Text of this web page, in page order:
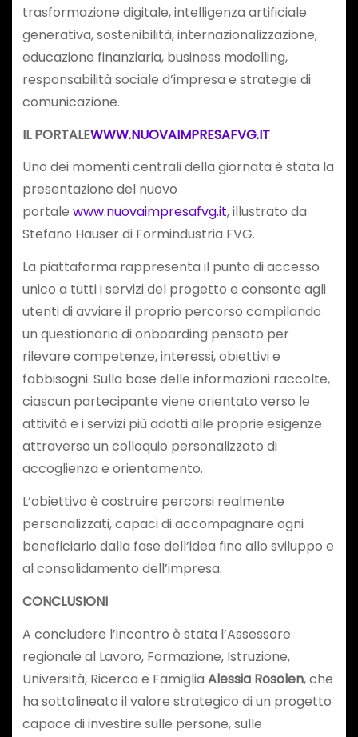
trasformazione digitale, intelligenza artificiale
generativa, sostenibilità, internazionalizzazione,
educazione finanziaria, business modelling,
responsabilità sociale d’impresa e strategie di
comunicazione.
IL PORTALEWWW.NUOVAIMPRESAFVG.IT
Uno dei momenti centrali della giornata è stata la
presentazione del nuovo
portale www.nuovaimpresafvg.it, illustrato da
Stefano Hauser di Formindustria FVG.
La piattaforma rappresenta il punto di accesso
unico a tutti i servizi del progetto e consente agli
utenti di avviare il proprio percorso compilando
un questionario di onboarding pensato per
rilevare competenze, interessi, obiettivi e
fabbisogni. Sulla base delle informazioni raccolte,
ciascun partecipante viene orientato verso le
attività e i servizi più adatti alle proprie esigenze
attraverso un colloquio personalizzato di
accoglienza e orientamento.
L’obiettivo è costruire percorsi realmente
personalizzati, capaci di accompagnare ogni
beneficiario dalla fase dell’idea fino allo sviluppo e
al consolidamento dell’impresa.
CONCLUSIONI
A concludere l’incontro è stata l’Assessore
regionale al Lavoro, Formazione, Istruzione,
Università, Ricerca e Famiglia Alessia Rosolen, che
ha sottolineato il valore strategico di un progetto
capace di investire sulle persone, sulle